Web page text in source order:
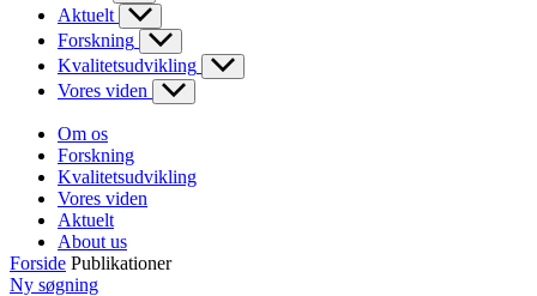
Aktuelt
Forskning
Kvalitetsudvikling
Vores viden
Om os
Forskning
Kvalitetsudvikling
Vores viden
Aktuelt
About us
Forside Publikationer
Ny søgning